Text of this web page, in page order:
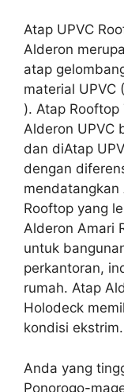
Atap UPVC
Alderon
atap
material UPVC
). Atap
Alderon UPVC
dan diAtap
dengan
mendatangkan
Rooftop yang
Alderon Amari
untuk
perkantoran,
rumah. Atap
Holodeck
kondisi ekstrim.
Anda yang
Ponorogo-